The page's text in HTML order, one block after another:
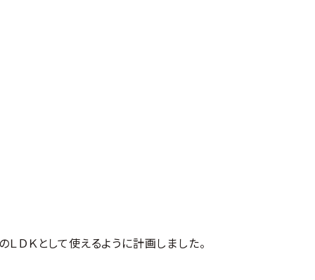
ＤＫとして使えるように計画しました。